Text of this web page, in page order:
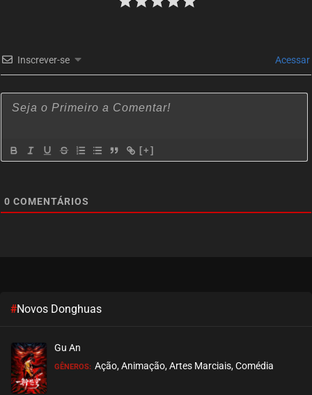
Inscrever-se Acessar
[+]
0 COMENTÁRIOS
#Novos Donghuas
Gu An
GÊNEROS: Ação, Animação, Artes Marciais, Comédia